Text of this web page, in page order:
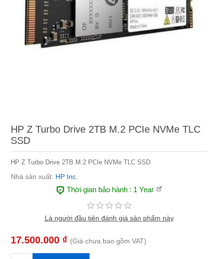
HP Z Turbo Drive 2TB M.2 PCIe NVMe TLC
SSD
HP Z Turbo Drive 2TB M.2 PCIe NVMe TLC SSD
Nhà sản xuất: HP Inc.
Thời gian bảo hành : 1 Year
Là người đầu tiên đánh giá sản phẩm này
17.500.000 ₫ (Giá chưa bao gồm VAT)